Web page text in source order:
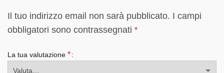
Il tuo indirizzo email non sarà pubblicato. I campi
obbligatori sono contrassegnati *
La tua valutazione *